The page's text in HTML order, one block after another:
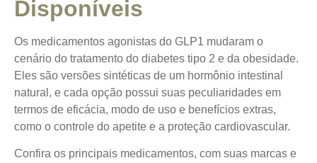
Disponíveis
Os medicamentos agonistas do GLP1 mudaram o
cenário do tratamento do diabetes tipo 2 e da obesidade.
Eles são versões sintéticas de um hormônio intestinal
natural, e cada opção possui suas peculiaridades em
termos de eficácia, modo de uso e benefícios extras,
como o controle do apetite e a proteção cardiovascular.
Confira os principais medicamentos, com suas marcas e